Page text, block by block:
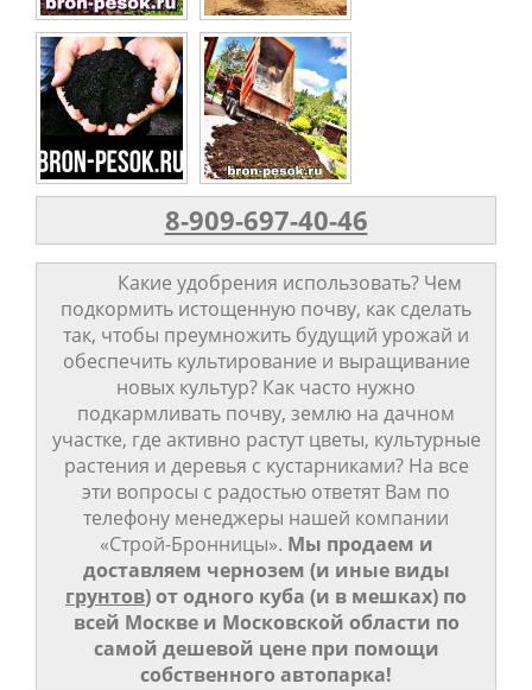
8-909-697-40-46
Какие удобрения использовать? Чем
подкормить истощенную почву, как сделать
так, чтобы преумножить будущий урожай и
обеспечить культирование и выращивание
новых культур? Как часто нужно
подкармливать почву, землю на дачном
участке, где активно растут цветы, культурные
растения и деревья с кустарниками? На все
эти вопросы с радостью ответят Вам по
телефону менеджеры нашей компании
«Строй-Бронницы». Мы продаем и
доставляем чернозем (и иные виды
грунтов) от одного куба (и в мешках) по
всей Москве и Московской области по
самой дешевой цене при помощи
собственного автопарка!